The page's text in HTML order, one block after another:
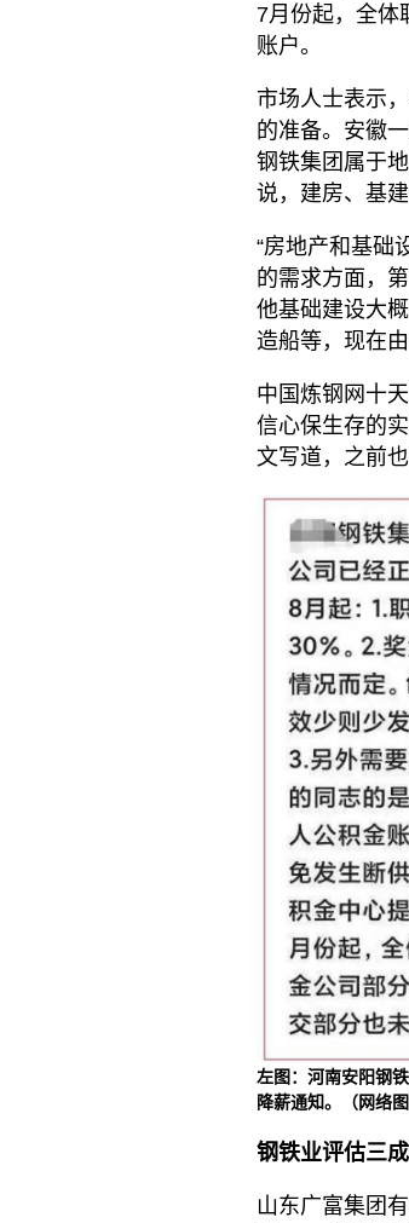
7月份起，全体
账户。
市场人士表示
的准备。安徽
钢铁集团属于
说，建房、基
“房地产和基础
的需求方面，
他基础建设大
造船等，现在
中国炼钢网十
信心保生存的
文写道，之前
左图：河南安阳钢
降薪通知。（网络
钢铁业评估三
山东广富集团